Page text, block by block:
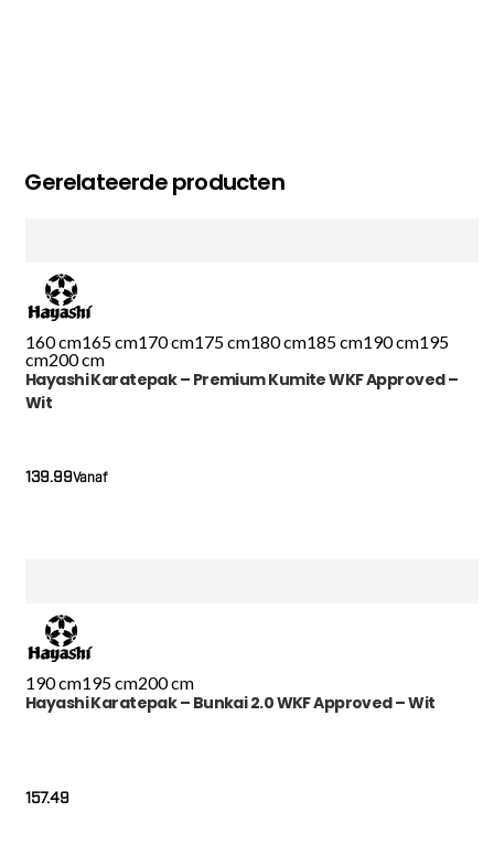
Gerelateerde producten
160 cm165 cm170 cm175 cm180 cm185 cm190 cm195
cm200 cm
Hayashi Karatepak – Premium Kumite WKF Approved –
Wit
Vanaf
139.99
190 cm195 cm200 cm
Hayashi Karatepak – Bunkai 2.0 WKF Approved – Wit
157.49